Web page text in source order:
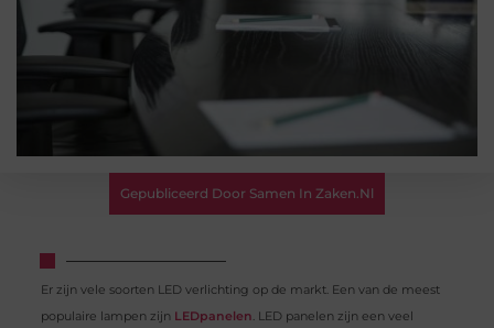
Gepubliceerd Door Samen In Zaken.nl
Er zijn vele soorten LED verlichting op de markt. Een van de meest
populaire lampen zijn LEDpanelen. LED panelen zijn een veel